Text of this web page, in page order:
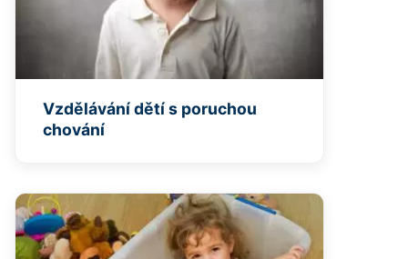
Vzdělávání dětí s poruchou
chování